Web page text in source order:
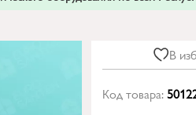
В
Код товара: